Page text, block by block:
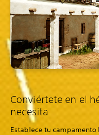
Conviértete en el
necesita
Establece tu